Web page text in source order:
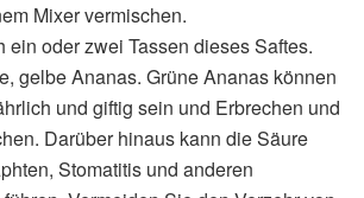
Mixer vermischen.
ein oder zwei Tassen dieses Saftes.
gelbe Ananas. Grüne Ananas können
und giftig sein und Erbrechen und
Darüber hinaus kann die Säure
Stomatitis und anderen